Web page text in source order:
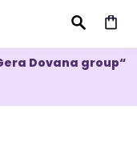
IEŠKOTI
Dovana group“